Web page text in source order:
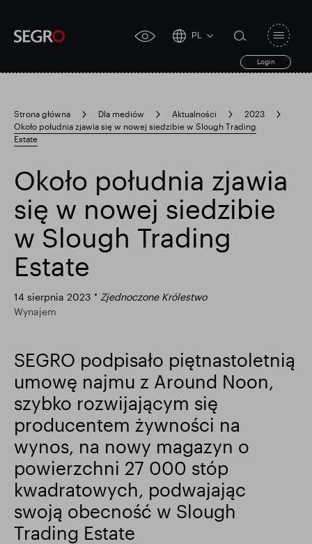
accessibility
PL
Login
search
form
search
Search
for
Popularne wyszukiwanie
Odpowiedzialny SEGRO
Posiadłość handlowa w Slough
Inteligentny park
toggle
Strona główna Dla mediów Aktualności
2023
Około południa zjawia się w nowej siedzibie w Slough Trading
Estate
Około południa zjawia
się w nowej siedzibie
w Slough Trading
Estate
14 sierpnia 2023
Zjednoczone Królestwo
Wynajem
SEGRO podpisało piętnastoletnią
umowę najmu z Around Noon,
szybko rozwijającym się
producentem żywności na
wynos, na nowy magazyn o
powierzchni 27 000 stóp
kwadratowych, podwajając
swoją obecność w Slough
Trading Estate